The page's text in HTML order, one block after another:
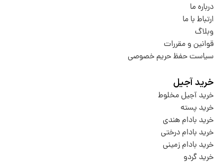
درباره ما
ارتباط با ما
وبلاگ
قوانین و مقررات
سیاست حفظ حریم خصوصی
خرید آجیل
خرید آجیل مخلوط
خرید پسته
خرید بادام هندی
خرید بادام درختی
خرید بادام زمینی
خرید گردو